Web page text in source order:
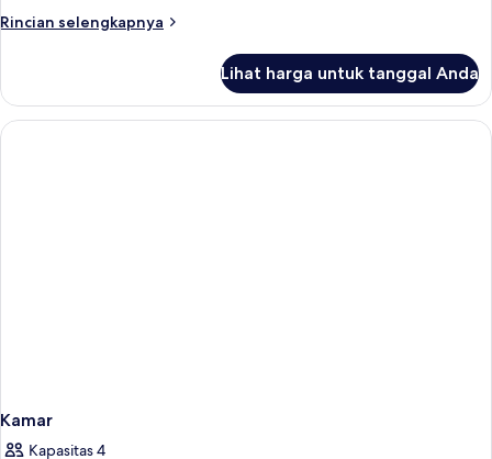
Rincian selengkapnya
Rincian
Kamar
Lihat harga untuk tanggal Anda
Kamar
Kapasitas 4